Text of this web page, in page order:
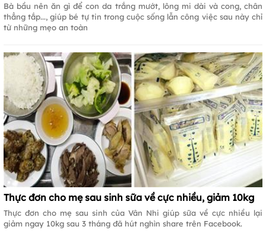
Bà bầu nên ăn gì để con da trắng mướt, lông mi dài và cong, chân
thẳng tắp..., giúp bé tự tin trong cuộc sống lẫn công việc sau này chỉ
từ những mẹo an toàn
Thực đơn cho mẹ sau sinh sữa về cực nhiều, giảm 10kg
Thực đơn cho mẹ sau sinh của Vân Nhi giúp sữa về cực nhiều lại
giảm ngay 10kg sau 3 tháng đã hút nghìn share trên Facebook.